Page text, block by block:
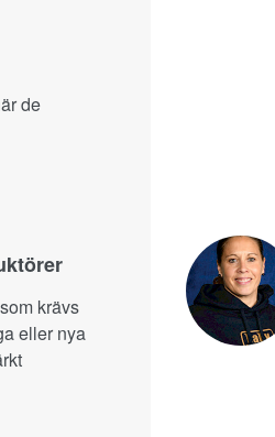
de
krävs
eller nya